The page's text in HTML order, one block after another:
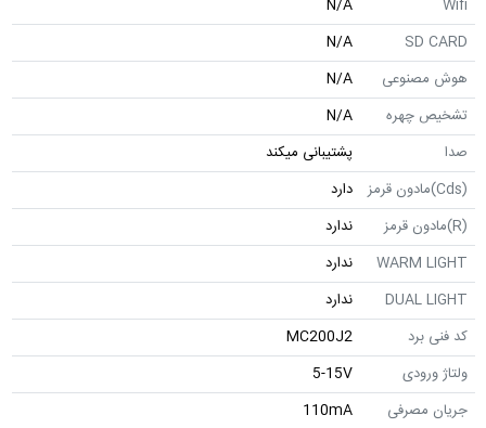
N/A
N/A
چهره
N/A
پشتیبانی میکند
دارد
ندارد
WARM
ندارد
ندارد
MC200J2
5-15V
110mA